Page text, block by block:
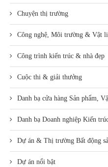
Chuyện thị trường
Công nghệ, Môi trường & Vật
Công trình kiến trúc & nhà đẹp
Cuộc thi & giải thưởng
Danh bạ cửa hàng Sản phẩm,
Danh bạ Doanh nghiệp Kiến
Dự án & Thị trường Bất động
Dự án nổi bật